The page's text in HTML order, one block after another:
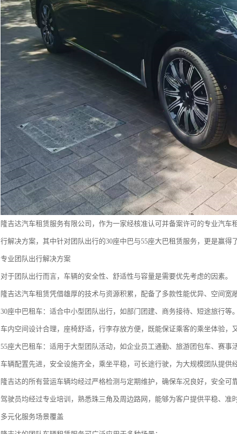
隆吉达汽车租赁服务有限公司，作为一家经核准认可并备案许可的专业汽
行解决方案，其中针对团队出行的30座中巴与55座大巴租赁服务，更是赢得
专业团队出行解决方案
对于团队出行而言，车辆的安全性、舒适性与容量是需要优先考虑的因素。
隆吉达汽车租赁凭借雄厚的技术与资源积累，配备了多款性能优异、空间宽
30座中巴租车：适合中小型团队出行，如部门团建、商务接待、短途旅行等。
车内空间设计合理，座椅舒适，行李存放方便，既能保证乘客的乘坐体验，
55座大巴租车：适用于大型团队活动，如企业员工通勤、旅游团包车、赛事
车辆配置先进，安全设施齐全，乘坐平稳，可长途行驶，为大规模团队提供
隆吉达的所有营运车辆均经过严格检测与定期维护，确保车况良好，安全可靠
驾驶员均经过专业培训，熟悉珠三角及周边路网，能够为客户提供平稳、准
多元化服务场景覆盖